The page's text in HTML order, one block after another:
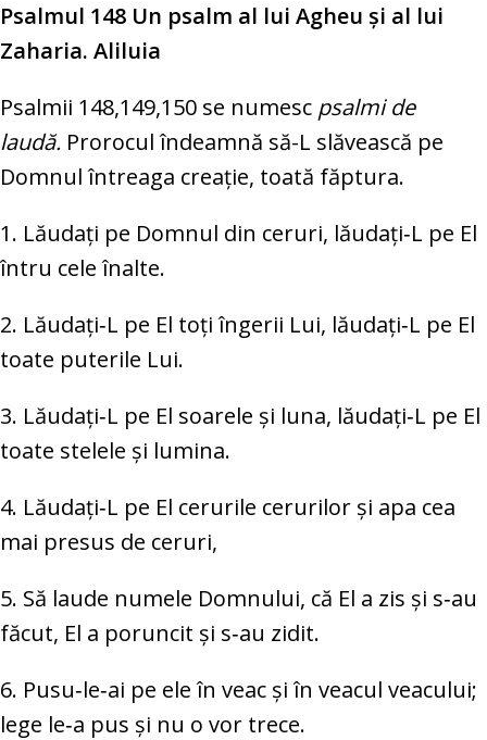
Psalmul 148 Un psalm al lui Agheu şi al lui
Zaharia. Aliluia
Psalmii 148,149,150 se numesc psalmi de
laudă. Prorocul îndeamnă să-L slăvească pe
Domnul întreaga creaţie, toată făptura.
1. Lăudați pe Domnul din ceruri, lăudați‑L pe El
întru cele înalte.
2. Lăudați‑L pe El toți îngerii Lui, lăudați‑L pe El
toate puterile Lui.
3. Lăudați‑L pe El soarele și luna, lăudați‑L pe El
toate stelele și lumina.
4. Lăudați‑L pe El cerurile cerurilor și apa cea
mai presus de ceruri,
5. Să laude numele Domnului, că El a zis și s‑au
făcut, El a poruncit și s‑au zidit.
6. Pusu‑le‑ai pe ele în veac și în veacul veacului;
lege le‑a pus și nu o vor trece.